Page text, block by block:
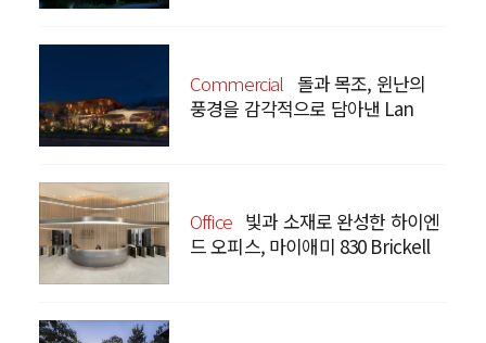
Commercial 돌과 목조, 윈난의
풍경을 감각적으로 담아낸 Lan
Office 빛과 소재로 완성한 하이엔
드 오피스, 마이애미 830 Brickell